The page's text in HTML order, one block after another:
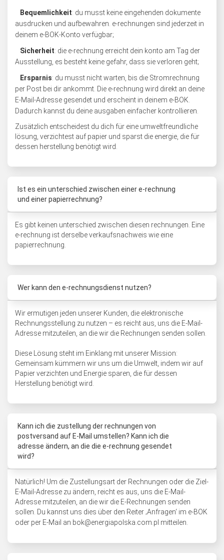
Bequemlichkeit: du musst keine eingehenden dokumente
ausdrucken und aufbewahren. e-rechnungen sind jederzeit in
deinem e-BOK-Konto verfügbar;
Sicherheit: die e-rechnung erreicht dein konto am Tag der
Ausstellung, es besteht keine gefahr, dass sie verloren geht;
Ersparnis: du musst nicht warten, bis die Stromrechnung
per Post bei dir ankommt. Die e-rechnung wird direkt an deine
E-Mail-Adresse gesendet und erscheint in deinem e-BOK.
Dadurch kannst du deine ausgaben einfacher kontrollieren.
Zusätzlich entscheidest du dich für eine umweltfreundliche
lösung, verzichtest auf papier und sparst die energie, die für
dessen herstellung benötigt wird.
Ist es ein unterschied zwischen einer e-rechnung
und einer papierrechnung?
Es gibt keinen unterschied zwischen diesen rechnungen. Eine
e-rechnung ist derselbe verkaufsnachweis wie eine
papierrechnung.
Wer kann den e-rechnungsdienst nutzen?
Wir ermutigen jeden unserer Kunden, die elektronische
Rechnungsstellung zu nutzen – es reicht aus, uns die E-Mail-
Adresse mitzuteilen, an die wir die Rechnungen senden sollen.
Diese Lösung steht im Einklang mit unserer Mission:
Gemeinsam kümmern wir uns um die Umwelt, indem wir auf
Papier verzichten und Energie sparen, die für dessen
Herstellung benötigt wird.
Kann ich die zustellung der rechnungen von
postversand auf E-Mail umstellen? Kann ich die
adresse ändern, an die die e-rechnung gesendet
wird?
Natürlich! Um die Zustellungsart der Rechnungen oder die Ziel-
E-Mail-Adresse zu ändern, reicht es aus, uns die E-Mail-
Adresse mitzuteilen, an die wir die E-Rechnungen senden
sollen. Du kannst uns dies über den Reiter ‚Anfragen‘ im e-BOK
oder per E-Mail an bok@energiapolska.com.pl mitteilen.